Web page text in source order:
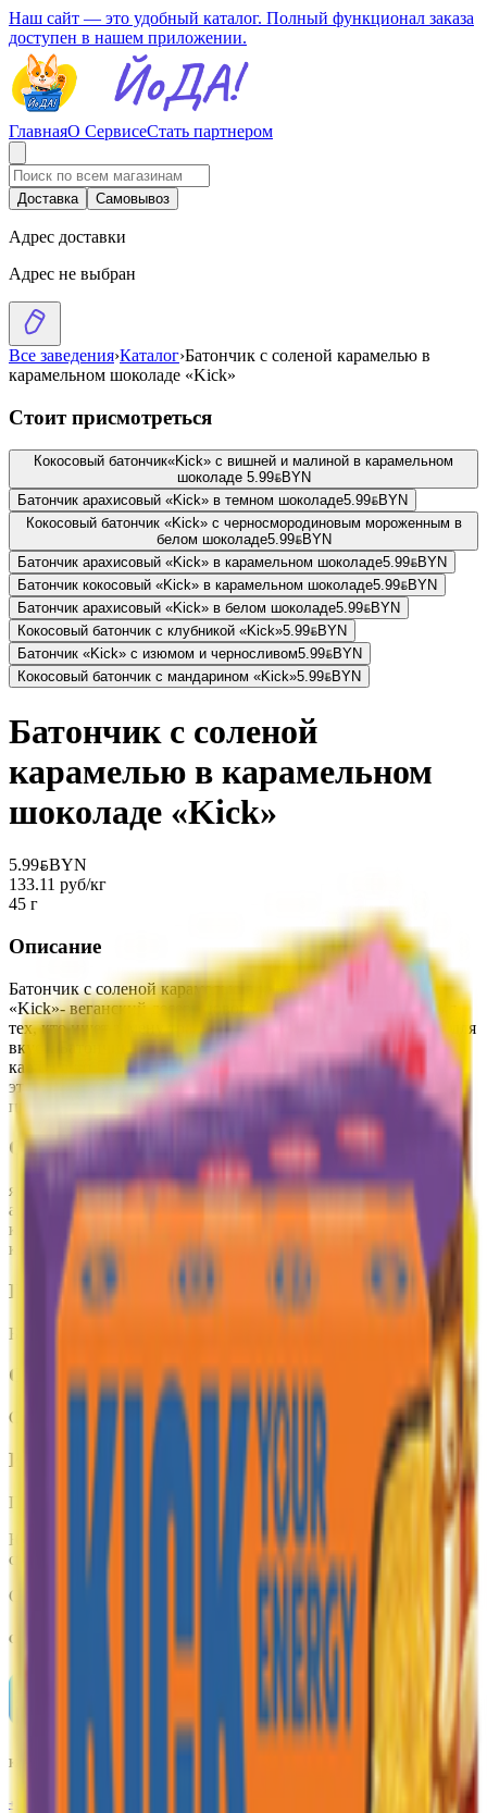
Наш сайт — это удобный каталог. Полный функционал заказа
доступен в нашем приложении.
ГлавнаяО СервисеСтать партнером
Доставка Самовывоз
Адрес доставки
Адрес не выбран
Все заведения›Каталог›Батончик с соленой карамелью в
карамельном шоколаде «Kick»
Стоит присмотреться
Кокосовый батончик«Kick» с вишней и малиной в карамельном
шоколаде 5.99BYNBYN
Батончик арахисовый «Kick» в темном шоколаде5.99BYNBYN
Кокосовый батончик «Kick» с черносмородиновым мороженным в
белом шоколаде5.99BYNBYN
Батончик арахисовый «Kick» в ка­ра­мель­ном шо­ко­ла­де5.99BYNBYN
Ба­тон­чик ко­ко­со­вый «Kick» в ка­ра­мель­ном шо­ко­ла­де5.99BYNBYN
Батончик арахисовый «Kick» в белом шоколаде5.99BYNBYN
Кокосовый батончик с клубникой «Kick»5.99BYNBYN
Батончик «Kick» с изюмом и черносливом5.99BYNBYN
Кокосовый батончик с мандарином «Kick»5.99BYNBYN
Батончик с соленой
карамелью в карамельном
шоколаде «Kick»
5.99BYNBYN
133.11 руб/кг
45 г
Описание
Батончик с соленой карамелью в карамельном шоколаде
«Kick»- веганский десерт нового поколения, созданный для
тех, кто ищет замену традиционным сладостям без ущерба для
вкуса. Батончик сочетает в себе классический дуэт соленой
карамели и нежную глазурь из карамельного шоколада, при
этом в составе отсутствуют рафинированный сахар и
продукты животного происхождения.
Состав
ячменный солод выпаренный при 40с, сироп топинамбура,
арахисовый жареный, соль розовая гималайская, масло какао,
какао тертое, выпаренный сок тростниковый, кокосовая мука,
кешью.
Пищевая ценность на 100г
Белки
Срок годности
Срок годности 2 месяца
Изготовитель
Производитель:
ООО Производственная компания «Фуд Рев»
Юридический адрес:
111524, г. Москва, ул. Электродная, д. 2,
стр. 23, Россия.
Страна производства:
Скачать приложение
Контактный телефон
+375(29)6875999